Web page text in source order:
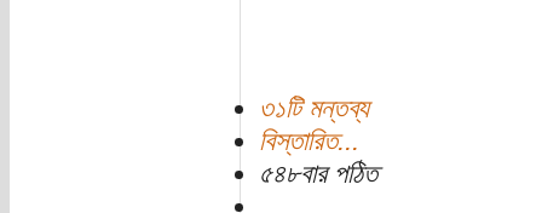
৩১টি মন্তব্য
বিস্তারিত...
৫৪৮বার পঠিত